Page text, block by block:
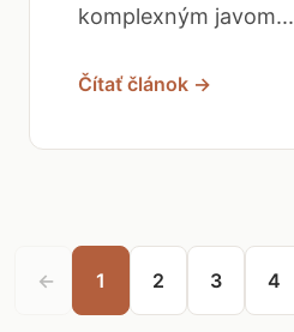
komplexným javom...
Čítať článok →
← 1 2 3 4